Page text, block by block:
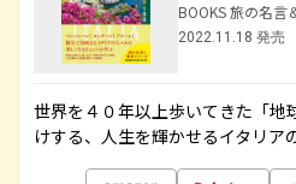
BOOKS 旅の名言
2022.11.18 発売
世界を４０年以上歩いてきた「地
けする、人生を輝かせるイタリア